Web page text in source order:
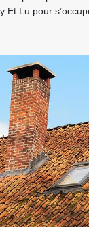
Et Lu pour